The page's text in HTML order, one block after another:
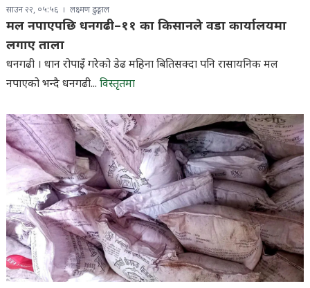
साउन २२, ०५:५६ लक्ष्मण ढुङ्गाल
मल नपाएपछि धनगढी–११ का किसानले वडा कार्यालयमा
लगाए ताला
धनगढी । धान रोपाइँ गरेको डेढ महिना बितिसक्दा पनि रासायनिक मल
नपाएको भन्दै धनगढी... विस्तृतमा